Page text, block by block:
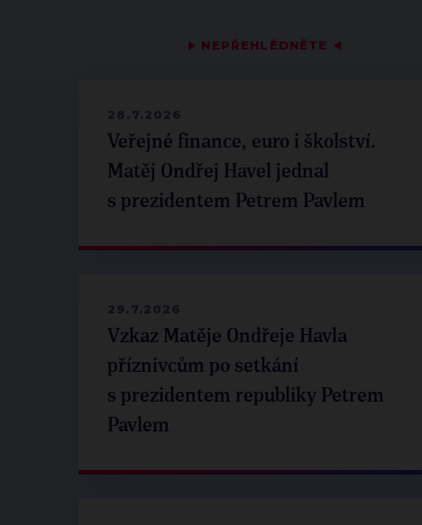
▶ NEPŘEHLÉDNĚTE ◀
28.7.2026
Veřejné finance, euro i školství.
Matěj Ondřej Havel jednal
s prezidentem Petrem Pavlem
29.7.2026
Vzkaz Matěje Ondřeje Havla
příznivcům po setkání
s prezidentem republiky Petrem
Pavlem